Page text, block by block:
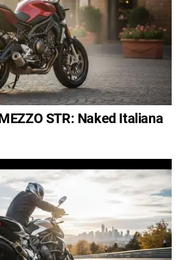
STR: Naked Italiana